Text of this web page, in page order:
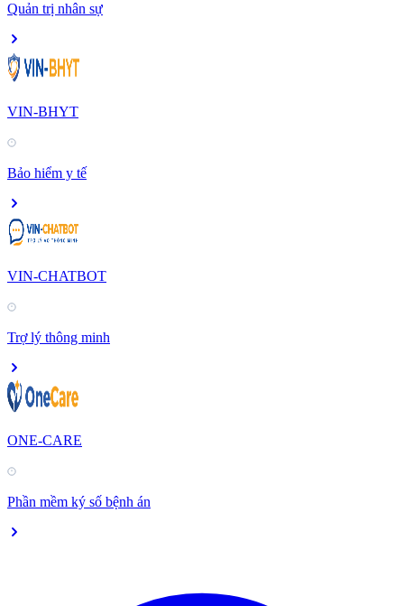
Quản trị nhân sự
VIN-BHYT
Bảo hiểm y tế
VIN-CHATBOT
Trợ lý thông minh
ONE-CARE
Phần mềm ký số bệnh án